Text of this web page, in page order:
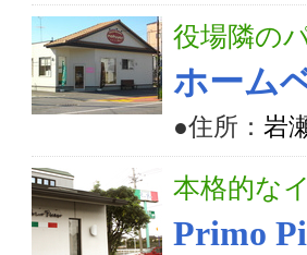
役場隣の
ホーム
●住所： 岩
本格的な
Primo